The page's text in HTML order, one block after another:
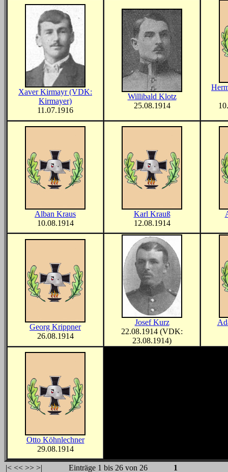
Xaver Kirmayr (VDK:
Kirmayer)
11.07.1916
Willibald Klotz
25.08.1914
Alban Kraus
10.08.1914
Karl Krauß
12.08.1914
Georg Krippner
26.08.1914
Josef Kurz
22.08.1914 (VDK:
23.08.1914)
Otto Köhnlechner
29.08.1914
|< << >> >| Einträge 1 bis 26 von 26 1